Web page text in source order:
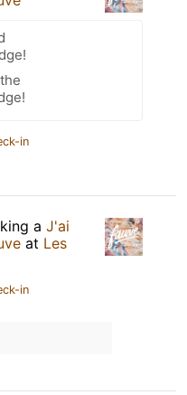
in
a J'ai
at Les
in